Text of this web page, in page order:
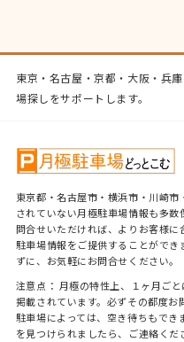
東京・名古屋・京都・大阪・兵
場探しをサポートします。
東京都・名古屋市・横浜市・川崎
されていない月極駐車場情報も多
問合せいただければ、よりお客様
駐車場情報をご提供することがで
ずに、お気軽にお問合せください。
注意点： 月極の特性上、１ヶ月ご
掲載されています。必ずその都度お
駐車場によっては、空き待ちもで
を見つけられましたら、ご連絡くだ